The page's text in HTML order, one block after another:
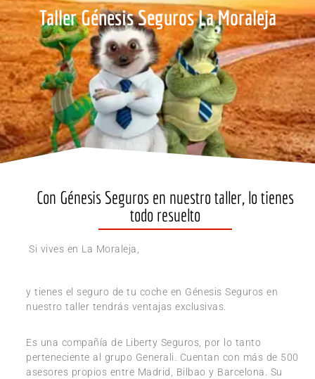
Taller Génesis Seguros La Moraleja
Con Génesis Seguros en nuestro taller, lo tienes
todo resuelto
Si vives en La Moraleja,
y tienes el seguro de tu coche en Génesis Seguros en
nuestro taller tendrás ventajas exclusivas.
Es una compañía de Liberty Seguros, por lo tanto
perteneciente al grupo Generali. Cuentan con más de 500
asesores propios entre Madrid, Bilbao y Barcelona. Su